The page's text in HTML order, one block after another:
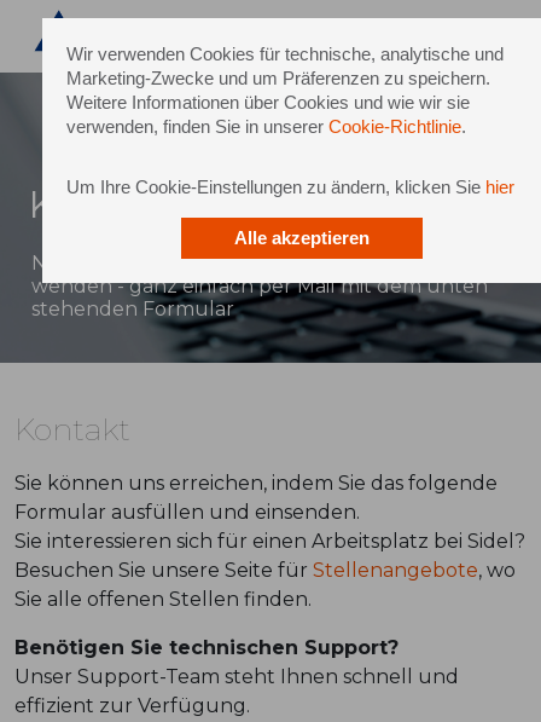
Wir verwenden Cookies für technische, analytische und
Marketing-Zwecke und um Präferenzen zu speichern.
Weitere Informationen über Cookies und wie wir sie
verwenden, finden Sie in unserer Cookie-Richtlinie.
Um Ihre Cookie-Einstellungen zu ändern, klicken Sie hier
Alle akzeptieren
Kontakt
Natürlich können Sie sich auch direkt an Sidel
wenden - ganz einfach per Mail mit dem unten
stehenden Formular
Kontakt
Sie können uns erreichen, indem Sie das folgende
Formular ausfüllen und einsenden.
Sie interessieren sich für einen Arbeitsplatz bei Sidel?
Besuchen Sie unsere Seite für Stellenangebote, wo
Sie alle offenen Stellen finden.
Benötigen Sie technischen Support?
Unser Support-Team steht Ihnen schnell und
effizient zur Verfügung.